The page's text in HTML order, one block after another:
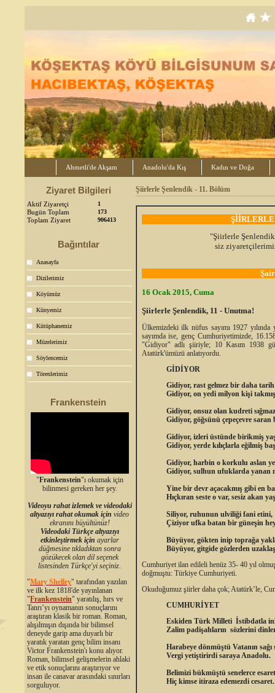
Ahmetli'de Akşam Anadolu'da Kış Kadın ve Doğa
Ziyaret Bilgileri
Aktif Ziyaretçi 1
Bugün Toplam 173
Toplam Ziyaret 906413
Bağıntılar
Anasayfa
Dizilerimiz
Köyümüz
Künyemiz
Kütüphanemiz
Müzelerimiz
Söylencemiz
Törenlerimiz
Frankenstein
"Frankenstein"ı okumak için
bilinmesi gereken her şey.
Videoyu rahat izlemek ve videodaki
altyazıyı rahat okumak için video
ekranını büyültünüz!
Videodaki Türkçe altyazıyı
etkinleştirmek için ayarlar
düğmesine tıkladıktan sonra
gözükecek olan dil seçenek
listesinden Türkçe'yi seçiniz.
"Mary Shelley" tarafından yazılan
ve ilk kez 1818'de yayınlanan
"Frankenstein" yaratılış, hırs ve
Tanrı’yı oynamanın sonuçlarını
araştıran klasik bir roman. Roman,
alışılmışın dışında bir bilimsel
deneyde garip ama duyarlı bir
yaratık yaratan genç bilim insanı
Victor Frankenstein'ı konu alıyor.
Roman, bilimsel gelişmelerin ahlaki
ve etik sonuçlarını araştırıyor ve
insan ile canavar arasındaki sınırları
sorguluyor.
Şiirlerle Şenlendik - 11. Bölüm
ŞİİRLERLE
"Şiirlerle
siz
16 Ocak 2015, Cuma
Şiirlerle Şenlendik, 11 - Unutma!
Ülkemizdeki ilk nüfus sayımı 1927 yılında
sayımda ise, genç Cumhuriyetimizde,
"Gidiyor" adlı şiiriyle; 10 Kasım 1938
Atatürk'ümüzü anlatıyordu.
GİDİYOR
Gidiyor, rast gelmez bir daha tarih
Gidiyor, on yedi milyon kişi
Gidiyor, onsuz olan kudreti
Gidiyor, göğsünü çepeçevre saran
Gidiyor, izleri üstünde birikmiş
Gidiyor, yerde kılıçlarla eğilmiş
Gidiyor, harbin o korkulu aslan
Gidiyor, sulhun ufuklarda yanan
Yine bir devr açacakmış gibi en
Hıçkıran seste o var, sesiz akan
Siliyor, ruhunun ulviliği fani etini,
Çiziyor ufka batan bir güneşin
Büyüyor, gökten inip toprağa
Büyüyor, gitgide gözlerden
Cumhuriyet ilan edileli henüz 35- 40 yıl
doğmuştu: Türkiye Cumhuriyeti.
Okuduğumuz şiirler daha çok; Atatürk’le,
CUMHURİYET
Eskiden Türk Milleti İstibdatla
Zalim padişahların sözlerini
Harabeye dönmüştü Vatanın sağı
Vergi yetiştirirdi saraya Anadolu.
Belimizi bükmüştü senelerce esaret
Hiç kimse itiraza edemezdi cesaret.